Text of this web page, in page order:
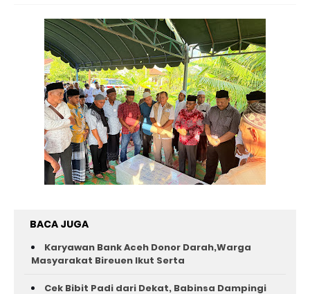
BACA JUGA
Karyawan Bank Aceh Donor Darah,Warga
Masyarakat Bireuen Ikut Serta
Cek Bibit Padi dari Dekat, Babinsa Dampingi